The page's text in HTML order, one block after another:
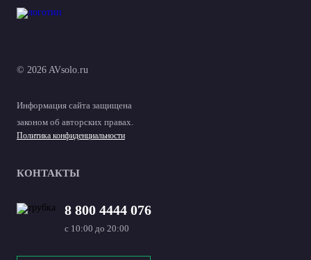
© 2026 AVsolo.ru
Информация сайта защищена
законом об авторских правах.
Политика конфиденциальности
КОНТАКТЫ
8 800 4444 076
с 10:00 до 20:00